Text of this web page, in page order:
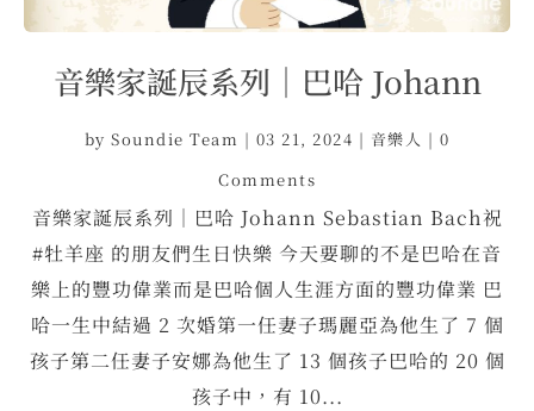
音樂家誕辰系列｜巴哈 Johann
bySoundie Team | 03 21, 2024 | 音樂人 | 0
Comments
音樂家誕辰系列｜巴哈 Johann Sebastian Bach祝
#牡羊座 的朋友們生日快樂 今天要聊的不是巴哈在音
樂上的豐功偉業而是巴哈個人生涯方面的豐功偉業 巴
哈一生中結過 2 次婚第一任妻子瑪麗亞為他生了 7 個
孩子第二任妻子安娜為他生了 13 個孩子巴哈的 20 個
孩子中，有 10...